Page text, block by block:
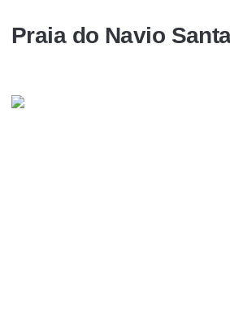
Praia do Navio